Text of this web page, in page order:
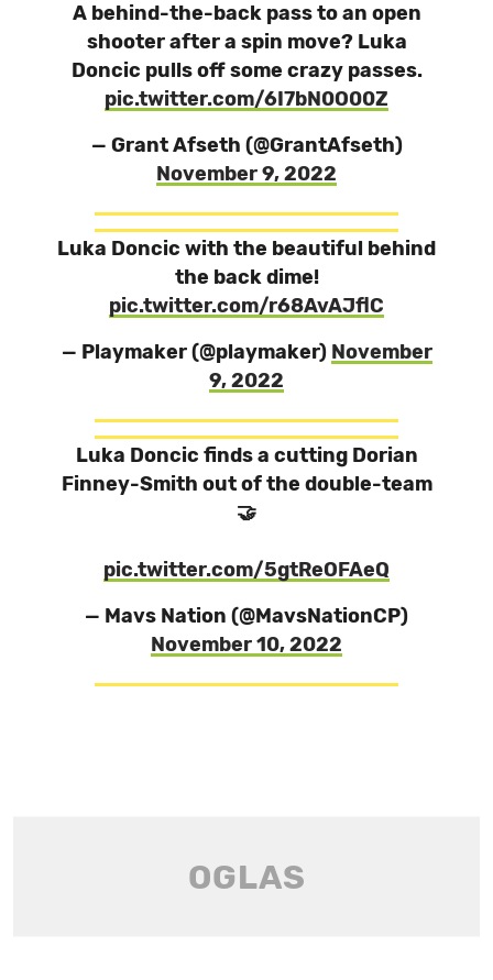
A behind-the-back pass to an open
shooter after a spin move? Luka
Doncic pulls off some crazy passes.
pic.twitter.com/6I7bN0O00Z
— Grant Afseth (@GrantAfseth)
November 9, 2022
Luka Doncic with the beautiful behind
the back dime!
pic.twitter.com/r68AvAJflC
— Playmaker (@playmaker) November
9, 2022
Luka Doncic finds a cutting Dorian
Finney-Smith out of the double-team
🤝
pic.twitter.com/5gtReOFAeQ
— Mavs Nation (@MavsNationCP)
November 10, 2022